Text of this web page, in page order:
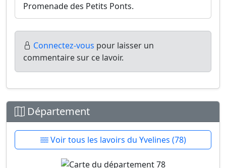
Promenade des Petits Ponts.
Connectez-vous pour laisser un
commentaire sur ce lavoir.
Département
Voir tous les lavoirs du Yvelines (78)